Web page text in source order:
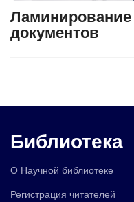
Ламинирование
документов
Библиотека
О Научной библиотеке
Регистрация читателей